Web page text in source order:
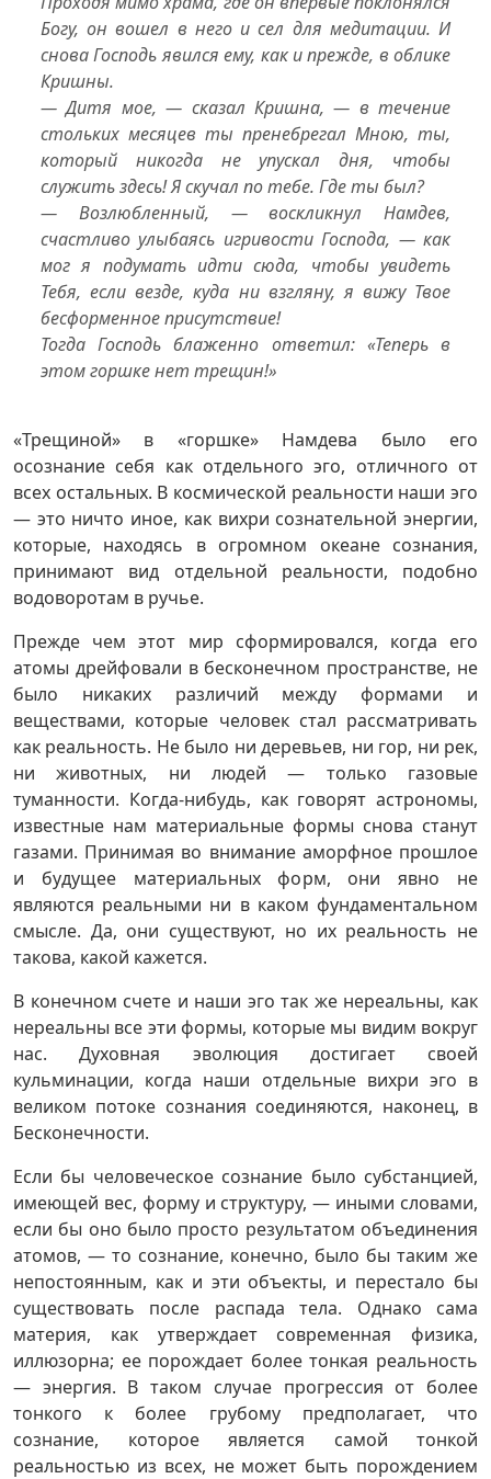
Богу, он вошел в него и сел для медитации. И
снова Господь явился ему, как и прежде, в облике
Кришны.
— Дитя мое, — сказал Кришна, — в течение
стольких месяцев ты пренебрегал Мною, ты,
который никогда не упускал дня, чтобы
служить здесь! Я скучал по тебе. Где ты был?
— Возлюбленный, — воскликнул Намдев,
счастливо улыбаясь игривости Господа, — как
мог я подумать идти сюда, чтобы увидеть
Тебя, если везде, куда ни взгляну, я вижу Твое
бесформенное присутствие!
Тогда Господь блаженно ответил: «Теперь в
этом горшке нет трещин!»
«Трещиной» в «горшке» Намдева было его
осознание себя как отдельного эго, отличного от
всех остальных. В космической реальности наши эго
— это ничто иное, как вихри сознательной энергии,
которые, находясь в огромном океане сознания,
принимают вид отдельной реальности, подобно
водоворотам в ручье.
Прежде чем этот мир сформировался, когда его
атомы дрейфовали в бесконечном пространстве, не
было никаких различий между формами и
веществами, которые человек стал рассматривать
как реальность. Не было ни деревьев, ни гор, ни рек,
ни животных, ни людей — только газовые
туманности. Когда-нибудь, как говорят астрономы,
известные нам материальные формы снова станут
газами. Принимая во внимание аморфное прошлое
и будущее материальных форм, они явно не
являются реальными ни в каком фундаментальном
смысле. Да, они существуют, но их реальность не
такова, какой кажется.
В конечном счете и наши эго так же нереальны, как
нереальны все эти формы, которые мы видим вокруг
нас. Духовная эволюция достигает своей
кульминации, когда наши отдельные вихри эго в
великом потоке сознания соединяются, наконец, в
Бесконечности.
Если бы человеческое сознание было субстанцией,
имеющей вес, форму и структуру, — иными словами,
если бы оно было просто результатом объединения
атомов, — то сознание, конечно, было бы таким же
непостоянным, как и эти объекты, и перестало бы
существовать после распада тела. Однако сама
материя, как утверждает современная физика,
иллюзорна; ее порождает более тонкая реальность
— энергия. В таком случае прогрессия от более
тонкого к более грубому предполагает, что
сознание, которое является самой тонкой
реальностью из всех, не может быть порождением